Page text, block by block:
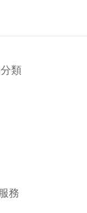
類
務